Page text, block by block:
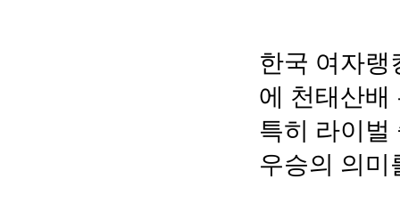
한국 여자랭
에 천태산배
특히 라이벌
우승의 의미